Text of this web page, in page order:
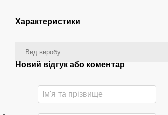
Характеристики
Вид виробу
Новий відгук або коментар